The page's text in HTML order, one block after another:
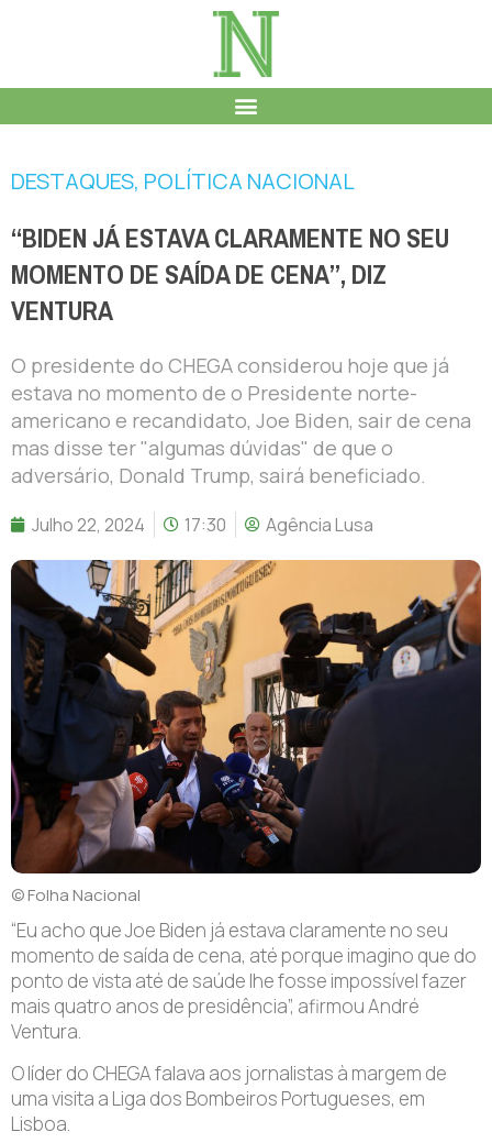
DESTAQUES, POLÍTICA NACIONAL
“BIDEN JÁ ESTAVA CLARAMENTE NO SEU
MOMENTO DE SAÍDA DE CENA”, DIZ
VENTURA
O presidente do CHEGA considerou hoje que já
estava no momento de o Presidente norte-
americano e recandidato, Joe Biden, sair de cena
mas disse ter "algumas dúvidas" de que o
adversário, Donald Trump, sairá beneficiado.
Julho 22, 2024 17:30 Agência Lusa
© Folha Nacional
“Eu acho que Joe Biden já estava claramente no seu
momento de saída de cena, até porque imagino que do
ponto de vista até de saúde lhe fosse impossível fazer
mais quatro anos de presidência”, afirmou André
Ventura.
O líder do CHEGA falava aos jornalistas à margem de
uma visita a Liga dos Bombeiros Portugueses, em
Lisboa.